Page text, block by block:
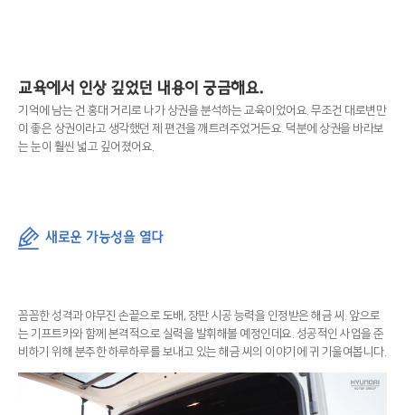
교육에서 인상 깊었던 내용이 궁금해요.
기억에 남는 건 홍대 거리로 나가 상권을 분석하는 교육이었어요. 무조건 대로변만
이 좋은 상권이라고 생각했던 제 편견을 깨트려주었거든요. 덕분에 상권을 바라보
는 눈이 훨씬 넓고 깊어졌어요.
새로운 가능성을 열다
꼼꼼한 성격과 야무진 손끝으로 도배, 장판 시공 능력을 인정받은 해금 씨. 앞으로
는 기프트카와 함께 본격적으로 실력을 발휘해볼 예정인데요. 성공적인 사업을 준
비하기 위해 분주한 하루하루를 보내고 있는 해금 씨의 이야기에 귀 기울여봅니다.